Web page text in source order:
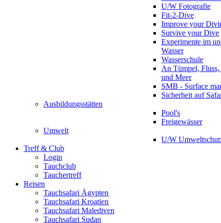
U/W Fotografie
Fit-2-Dive
Improve your
Survive your Dive
Experimente im
Wasser
Wasserschule
An Tümpel,
und Meer
SMB - Surface
Sicherheit auf
Ausbildungsstätten
Pool's
Freigewässer
Umwelt
U/W
Treff & Club
Login
Tauchclub
Tauchertreff
Reisen
Tauchsafari Ägypten
Tauchsafari Kroatien
Tauchsafari Malediven
Tauchsafari Sudan